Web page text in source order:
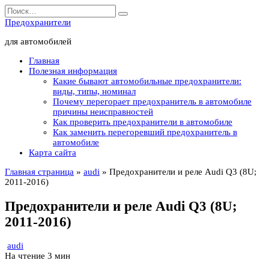
Перейти
к
содержанию
Search
for:
Предохранители
для автомобилей
Главная
Полезная информация
Какие бывают автомобильные предохранители:
виды, типы, номинал
Почему перегорает предохранитель в автомобиле
причины неисправностей
Как проверить предохранители в автомобиле
Как заменить перегоревший предохранитель в
автомобиле
Карта сайта
Главная страница » audi » Предохранители и реле Audi Q3 (8U;
2011-2016)
Предохранители и реле Audi Q3 (8U;
2011-2016)
audi
На чтение 3 мин